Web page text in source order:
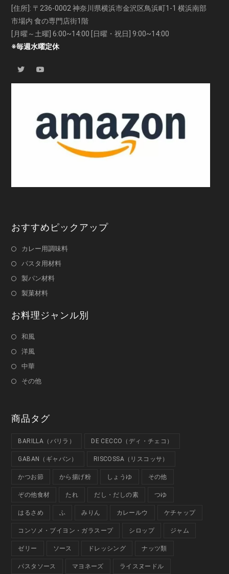
[住所]: 〒236-0002 神奈川県横浜市金沢区鳥浜町1-1 横浜南部
市場内 食の専門店街1階
[月曜～土曜] 6:00~14:00 [日曜・祝日] 9:00~14:00
※毎週水曜定休
おすすめピックアップ
カレー用調味料
パスタ用材料
製パン材料
製菓材料
お料理ジャンル別
和風
洋風
中華
その他
商品タグ
BARILLA（バリラ） DE CECCO（ディ・チェコ）
GABAN（ギャバン） RISCOSSA（リスコッサ）
かつお節 から揚げ粉 しょうゆ その他
ぞの他食材 たれ だし・だしの素 つゆ
はるさめ ふ みりん カレールウ ケチャップ
コンソメ・ブイヨン・ガラスープ シロップ ジャム
ゼリー ソース ドレッシング ナッツ類
パスタソース マヨネーズ ライスヌードル